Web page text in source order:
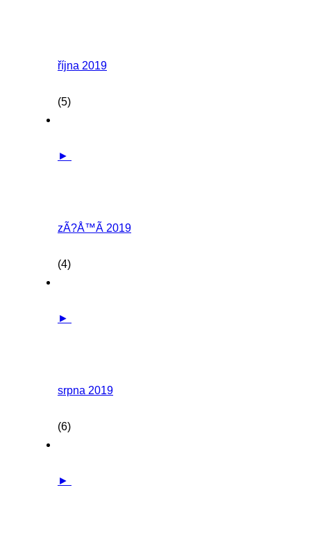
října 2019
(5)
►
zÃ?Å™Ã­ 2019
(4)
►
srpna 2019
(6)
►